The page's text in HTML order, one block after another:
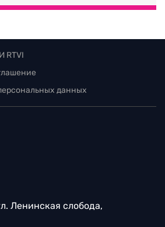
RTVI
данных
Ленинская слобода,